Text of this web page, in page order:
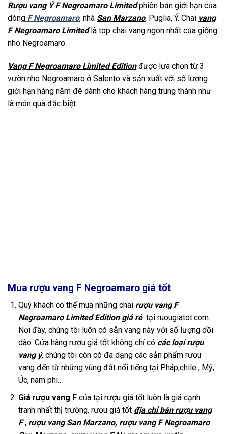
Rượu vang Ý F Negroamaro Limitedphiên bản giới hạn của
dòng F Negroamaro, nhà San Marzano, Puglia, Ý. Chai vang
F Negroamaro Limitedlà top chai vang ngon nhất của giống
nho Negroamaro.
Vang F Negroamaro Limited Editionđược lựa chọn từ 3
vườn nho Negroamaro ở Salento và sản xuất với số lượng
giới hạn hàng năm đê dành cho khách hàng trung thành như
là món quà đặc biệt.
Mua rượu vang F Negroamaro giá tốt
Quý khách có thể mua những chai rượu vang F
Negroamaro Limited Edition giá rẻtại ruougiatot.com.
Nơi đây, chúng tôi luôn có sẵn vang này với số lượng dồi
dào. Cửa hàng rượu giá tốt không chỉ có các loại rượu
vang ý, chúng tôi còn có đa dạng các sản phẩm rượu
vang đến từ những vùng đất nổi tiếng tại Pháp,chile , Mỹ,
Úc, nam phi…
Giá rượu vang Fcủa tại rượu giá tốt luôn là giá cạnh
tranh nhất thị trường, rượu giá tốt địa chỉ bán rượu vang
F, rượu vangSan Marzano, rượu vang F Negroamaro